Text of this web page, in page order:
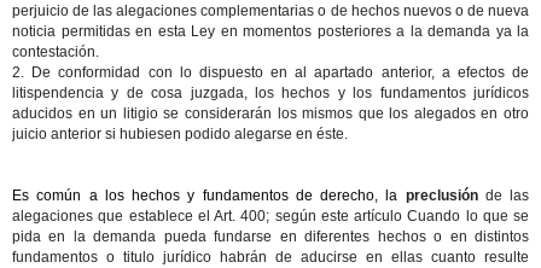
perjuicio de las alegaciones complementarias o de hechos nuevos o de nueva
noticia permitidas en esta Ley en momentos posteriores a la demanda ya la
contestación.
2. De conformidad con lo dispuesto en al apartado anterior, a efectos de
litispendencia y de cosa juzgada, los hechos y los fundamentos jurídicos
aducidos en un litigio se considerarán los mismos que los alegados en otro
juicio anterior si hubiesen podido alegarse en éste.
Es común a los hechos y fundamentos de derecho, la preclusiónde las
alegaciones que establece el Art. 400; según este artículo Cuando lo que se
pida en la demanda pueda fundarse en diferentes hechos o en distintos
fundamentos o titulo jurídico habrán de aducirse en ellas cuanto resulte